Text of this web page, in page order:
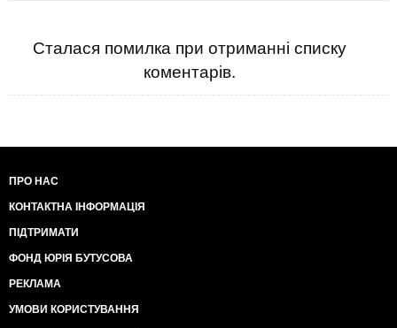
Сталася помилка при отриманні списку
коментарів.
ПРО НАС
КОНТАКТНА ІНФОРМАЦІЯ
ПІДТРИМАТИ
ФОНД ЮРІЯ БУТУСОВА
РЕКЛАМА
УМОВИ КОРИСТУВАННЯ